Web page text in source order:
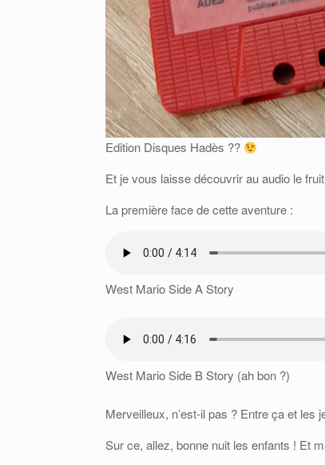
Edition Disques Hadès ??
Et je vous laisse découvrir au audio le
La première face de cette aventure :
West Mario Side A Story
West Mario Side B Story (ah bon ?)
Merveilleux, n’est-il pas ? Entre ça et les
Sur ce, allez, bonne nuit les enfants ! Et